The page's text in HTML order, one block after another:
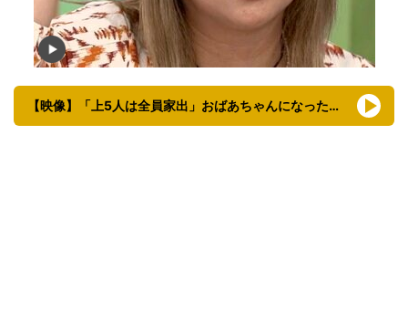
【映像】「上5人は全員家出」おばあちゃんになった美奈子（43）の家族写真